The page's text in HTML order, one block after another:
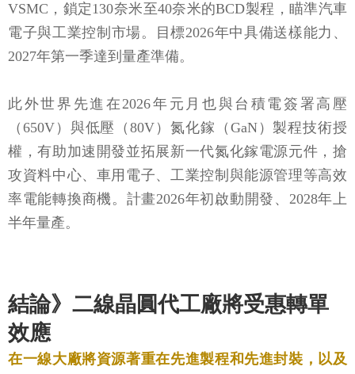
VSMC，鎖定130奈米至40奈米的BCD製程，瞄準汽車
電子與工業控制市場。目標2026年中具備送樣能力、
2027年第一季達到量產準備。
此外世界先進在2026年元月也與台積電簽署高壓
（650V）與低壓（80V）氮化鎵（GaN）製程技術授
權，有助加速開發並拓展新一代氮化鎵電源元件，搶
攻資料中心、車用電子、工業控制與能源管理等高效
率電能轉換商機。計畫2026年初啟動開發、2028年上
半年量產。
結論》二線晶圓代工廠將受惠轉單
效應
在一線大廠將資源著重在先進製程和先進封裝，以及